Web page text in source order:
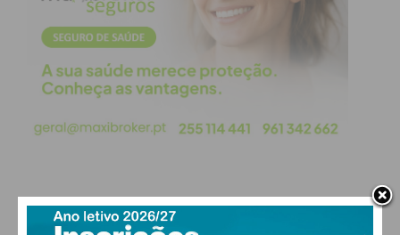
PAÇOS DE FERREIRA